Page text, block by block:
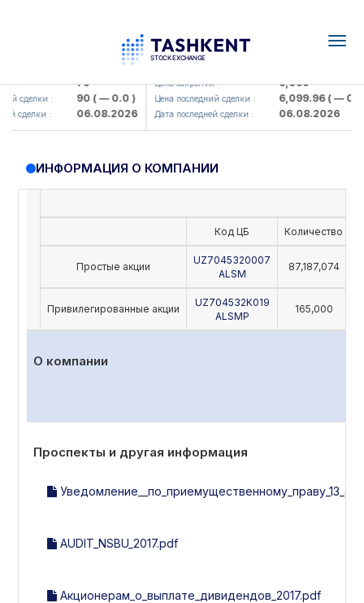
: 79
сделки : 90( — 0.0 )
сделки : 06.08.2026
UZMK (<O'zmetkombinat> AJ)
Цена закрытия : 6,099
Цена последний сделки : 6,099.96( — 0.0 )
Дата последней сделки : 06.08.2026
ИНФОРМАЦИЯ О КОМПАНИИ
Код ЦБ Количество
Простые акции
UZ7045320007
ALSM
87,187,074
Привилегированные акции
UZ704532K019
ALSMP
165,000
О компании
Проспекты и другая информация
AUDIT_NSBU_2017.pdf
Акционерам_о_выплате_дивидендов_2017.pdf